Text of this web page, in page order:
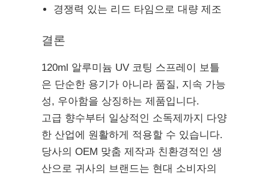
경쟁력 있는 리드 타임으로 대량 제조
결론
120ml 알루미늄 UV 코팅 스프레이 보틀
은 단순한 용기가 아니라 품질, 지속 가능
성, 우아함을 상징하는 제품입니다.
고급 향수부터 일상적인 소독제까지 다양
한 산업에 원활하게 적용할 수 있습니다.
당사의 OEM 맞춤 제작과 친환경적인 생
산으로 귀사의 브랜드는 현대 소비자의